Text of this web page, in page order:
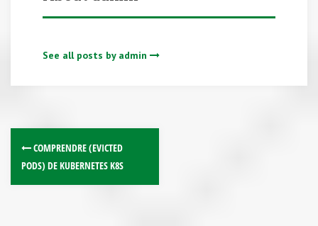
See all posts by admin
COMPRENDRE (EVICTED
PODS) DE KUBERNETES K8S